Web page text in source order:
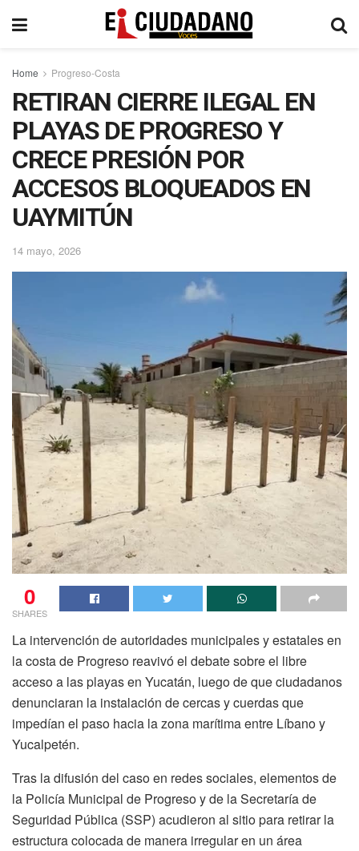
Home Progreso-Costa
RETIRAN CIERRE ILEGAL EN
PLAYAS DE PROGRESO Y
CRECE PRESIÓN POR
ACCESOS BLOQUEADOS EN
UAYMITÚN
14 mayo, 2026
0
SHARES
La intervención de autoridades municipales y estatales en
la costa de Progreso reavivó el debate sobre el libre
acceso a las playas en Yucatán, luego de que ciudadanos
denunciaran la instalación de cercas y cuerdas que
impedían el paso hacia la zona marítima entre Líbano y
Yucalpetén.
Tras la difusión del caso en redes sociales, elementos de
la Policía Municipal de Progreso y de la Secretaría de
Seguridad Pública (SSP) acudieron al sitio para retirar la
estructura colocada de manera irregular en un área